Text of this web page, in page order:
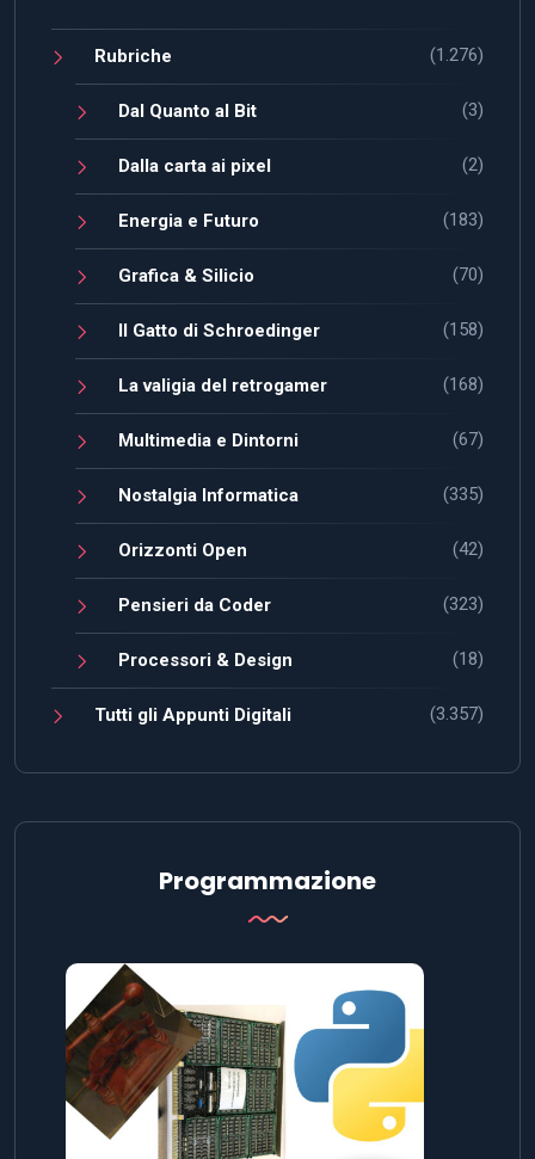
Rubriche (1.276)
Dal Quanto al Bit (3)
Dalla carta ai pixel (2)
Energia e Futuro (183)
Grafica & Silicio (70)
Il Gatto di Schroedinger (158)
La valigia del retrogamer (168)
Multimedia e Dintorni (67)
Nostalgia Informatica (335)
Orizzonti Open (42)
Pensieri da Coder (323)
Processori & Design (18)
Tutti gli Appunti Digitali (3.357)
Programmazione